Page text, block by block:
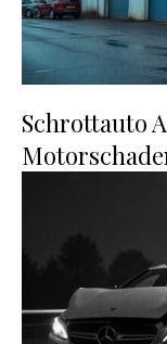
Schrottauto